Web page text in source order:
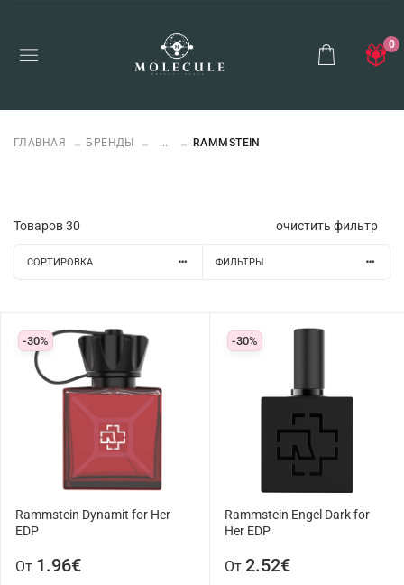
0
ГЛАВНАЯ БРЕНДЫ ... RAMMSTEIN
Товаров30 очистить фильтр
СОРТИРОВКА ФИЛЬТРЫ
-30%
Rammstein Dynamit for Her
EDP
От 1.96€
-30%
Rammstein Engel Dark for
Her EDP
От 2.52€